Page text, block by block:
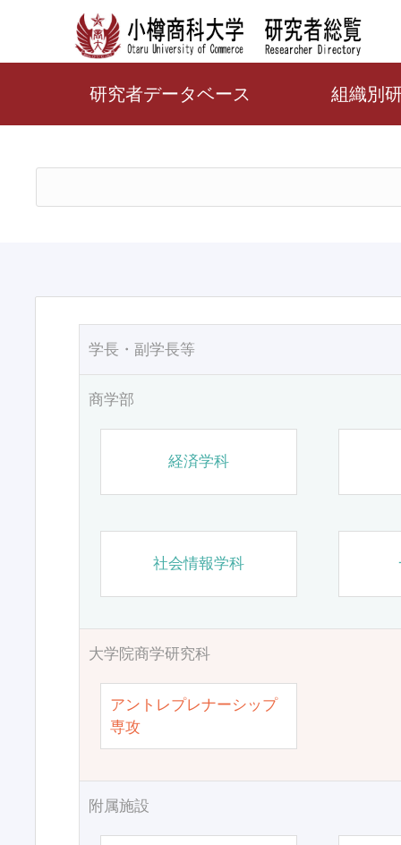
研究者データベース 組織別
学長・副学長等
商学部
経済学科
社会情報学科
大学院商学研究科
アントレプレナーシップ
専攻
附属施設